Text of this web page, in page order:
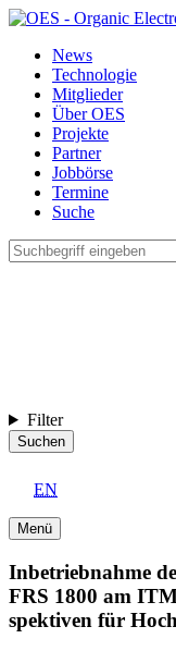
News
Technologie
Mitglieder
Über OES
Projekte
Partner
Jobbörse
Termine
Suche
Filter
Suchen
EN
Menü
Inbetriebnahme
FRS 1800 am
spektiven für